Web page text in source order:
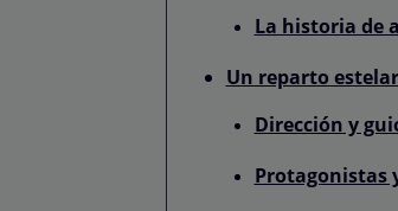
La historia de
Un reparto
Dirección y
Protagonistas